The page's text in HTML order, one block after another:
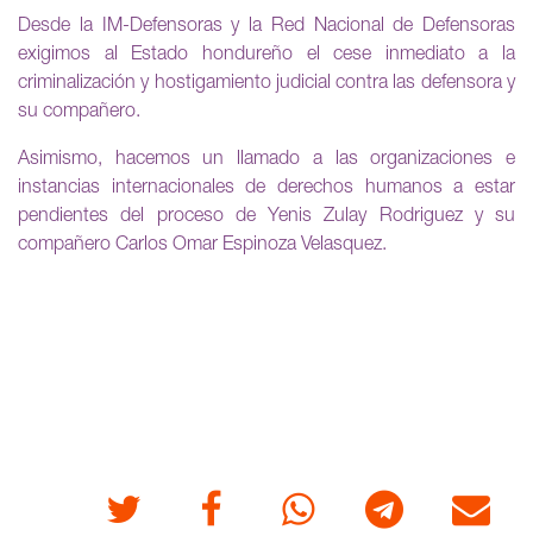
Desde la IM-Defensoras y la Red Nacional de Defensoras
exigimos al Estado hondureño el cese inmediato a la
criminalización y hostigamiento judicial contra las defensora y
su compañero.
Asimismo, hacemos un llamado a las organizaciones e
instancias internacionales de derechos humanos a estar
pendientes del proceso de Yenis Zulay Rodriguez y su
compañero Carlos Omar Espinoza Velasquez.
Twitter FacebookWhatsappTelegram Correo